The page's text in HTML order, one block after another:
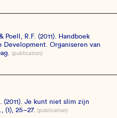
Poell, R.F. (2011). Handboek
Development. Organiseren van
(publication)
(2011). Je kunt niet slim zijn
(1), 25–27. (publication)